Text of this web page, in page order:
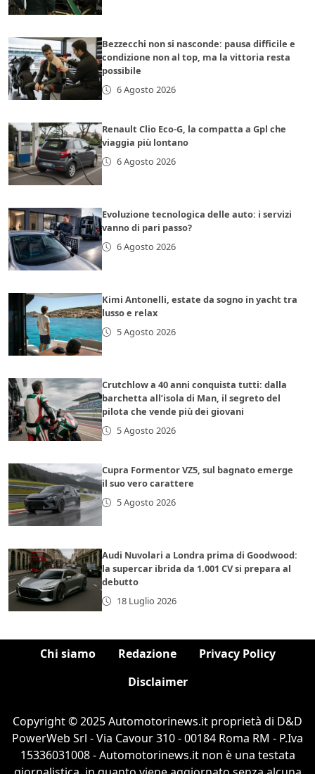
Bezzecchi non si nasconde: pausa difficile e
condizione non al top, ma la vittoria resta
possibile
6 Agosto 2026
Renault Clio Eco-G, la compatta a Gpl che
viaggia più lontano
6 Agosto 2026
Evoluzione tecnologica delle auto: i servizi
vanno di pari passo?
6 Agosto 2026
Kimi Antonelli, estate da sogno in yacht tra
lusso e relax
5 Agosto 2026
Crutchlow a 40 anni conquista tutti: dalla
barchetta all’isola di Man, il segreto del
pilota che vende più dei giovani
5 Agosto 2026
Cupra Formentor VZ5, sul bagnato emerge
il suo vero carattere
5 Agosto 2026
Audi Nuvolari a Londra prima di Goodwood:
la supercar ibrida da 1.001 CV si prepara al
debutto
18 Luglio 2026
Chi siamo Redazione
Privacy Policy
Disclaimer
Copyright © 2025 Automotorinews.it proprietà di D&D
PowerWeb Srl - Via Cavour 310 - 00184 Roma RM - P.Iva
15336031008 - Automotorinews.it non è una testata